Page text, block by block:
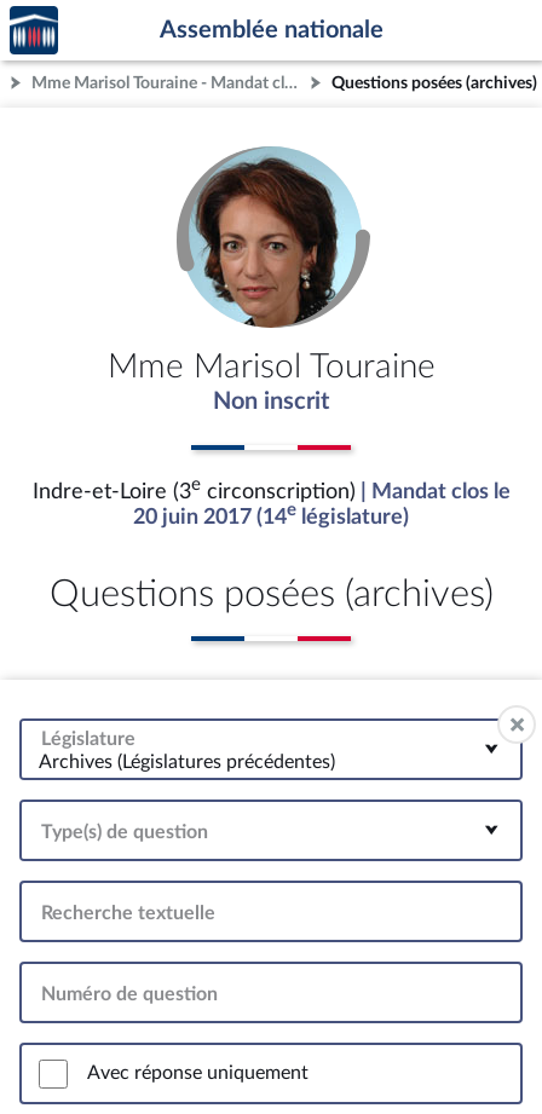
Aller au contenu
Aller en bas de la page
Accèder
à la
page
d'accueil
Assemblée nationale
Mme Marisol Touraine - Mandat clos - Indre-et-Loire (3e circonscription) Questions posées (archives)
Mme Marisol Touraine
Non inscrit
Indre-et-Loire (3ecirconscription)
| Mandat clos le
20 juin 2017 (14e législature)
Questions posées (archives)
Législature
Archives (Législatures précédentes)
Type(s) de question
Recherche textuelle
Numéro de question
Avec réponse uniquement